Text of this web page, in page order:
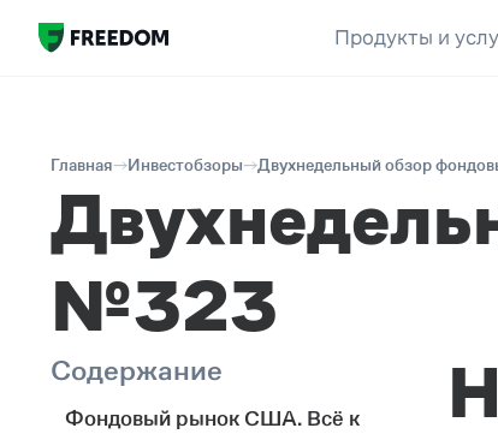
Продукты и
Главная Инвестобзоры Двухнедельный обзор
№323
Содержание
Фондовый рынок США. Всё к